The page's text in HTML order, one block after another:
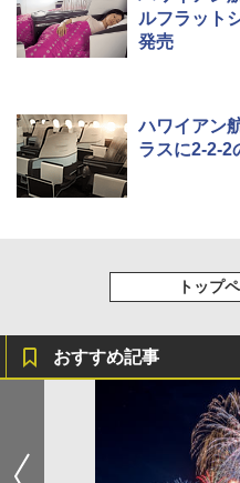
付き ヒグ
関の購入
￥3,680
着替えテ
ルフラット
発売
ハワイアン
ラスに2-2-2
トップ
おすすめ記事